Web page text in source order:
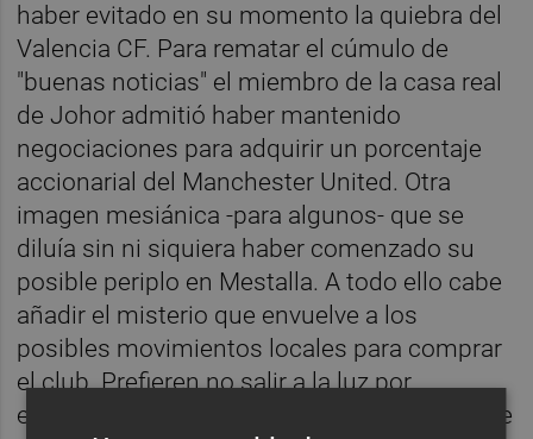
haber evitado en su momento la quiebra del
Valencia CF. Para rematar el cúmulo de
"buenas noticias" el miembro de la casa real
de Johor admitió haber mantenido
negociaciones para adquirir un porcentaje
accionarial del Manchester United. Otra
imagen mesiánica -para algunos- que se
diluía sin ni siquiera haber comenzado su
posible periplo en Mestalla. A todo ello cabe
añadir el misterio que envuelve a los
posibles movimientos locales para comprar
el club. Prefieren no salir a la luz por
estrategia, pero de cara al aficionado de a pie